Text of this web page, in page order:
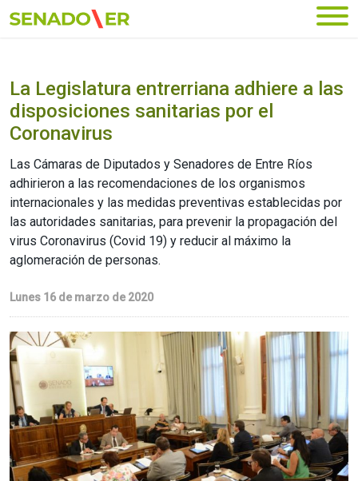
Ir al menú principal
La Legislatura entrerriana adhiere a las
disposiciones sanitarias por el
Coronavirus
Las Cámaras de Diputados y Senadores de Entre Ríos
adhirieron a las recomendaciones de los organismos
internacionales y las medidas preventivas establecidas por
las autoridades sanitarias, para prevenir la propagación del
virus Coronavirus (Covid 19) y reducir al máximo la
aglomeración de personas.
Lunes 16 de marzo de 2020